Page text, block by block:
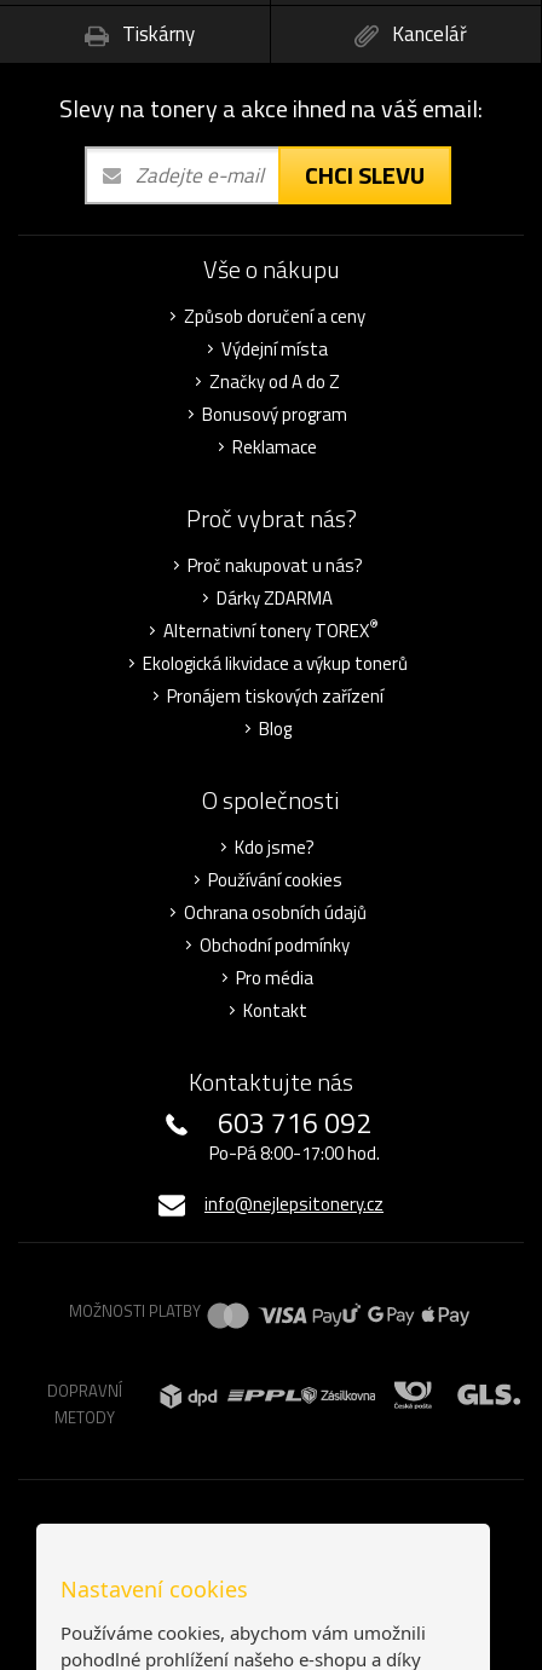
Tiskárny
Kancelář
Slevy na tonery a akce ihned na váš email:
CHCI SLEVU
Vše o nákupu
Způsob doručení a ceny
Výdejní místa
Značky od A do Z
Bonusový program
Reklamace
Proč vybrat nás?
Proč nakupovat u nás?
Dárky ZDARMA
Alternativní tonery TOREX®
Ekologická likvidace a výkup tonerů
Pronájem tiskových zařízení
Blog
O společnosti
Kdo jsme?
Používání cookies
Ochrana osobních údajů
Obchodní podmínky
Pro média
Kontakt
Kontaktujte nás
603 716 092
Po-Pá 8:00-17:00 hod.
info@nejlepsitonery.cz
MOŽNOSTI PLATBY
DOPRAVNÍ
METODY
Nastavení cookies
Používáme cookies, abychom vám umožnili
pohodlné prohlížení našeho e-shopu a díky